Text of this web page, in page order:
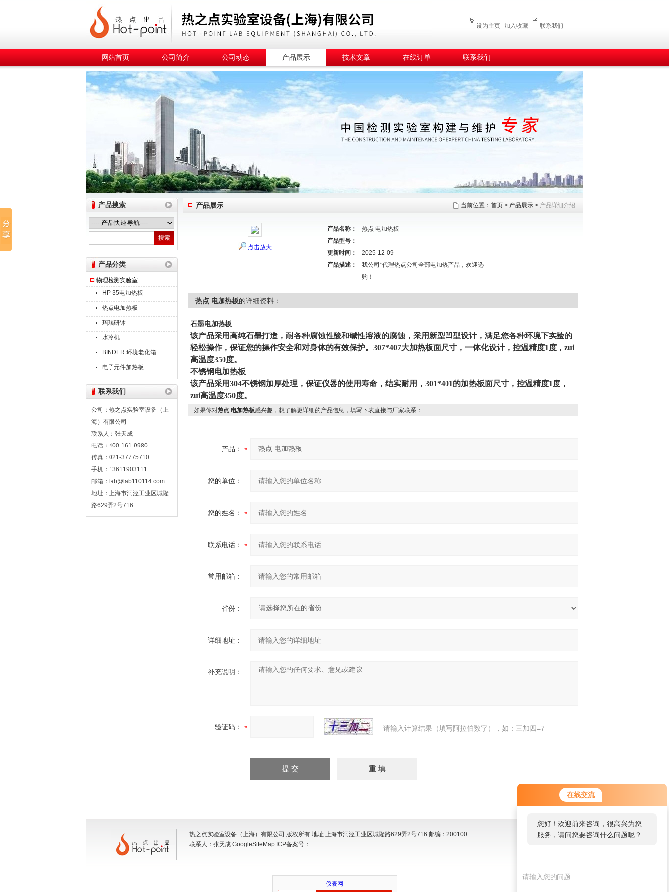
在线交流
您好！欢迎前来咨询，很高兴为您
服务，请问您要咨询什么问题呢？
热之点实验室设备（上海）有限公司
设为主页 加入收藏 联系我们
网站首页 公司简介 公司动态 产品展示 技术文章 在线订单 联系我们
产品搜索
产品分类
物理检测实验室
HP-35电加热板
热点电加热板
玛瑙研钵
水冷机
BINDER 环境老化箱
电子元件加热板
联系我们
公司：热之点实验室设备（上
海）有限公司
联系人：张天成
电话：400-161-9980
传真：021-37775710
手机：13611903111
邮箱：lab@lab110114.com
地址：上海市洞泾工业区城隆
路629弄2号716
产品展示 当前位置： 首页 > 产品展示 > 产品详细介绍
点击放大
产品名称：
热点 电加热板
产品型号：
更新时间：
2025-12-09
产品描述：
我公司*代理热点公司全部电加热产品，欢迎选
购！
热点 电加热板的详细资料：
石墨电加热板
该产品采用高纯石墨打造，耐各种腐蚀性酸和碱性溶液的腐蚀，采用新型凹型设计，满足您各种环境下实验的
轻松操作，保证您的操作安全和对身体的有效保护。307*407大加热板面尺寸，一体化设计，控温精度1度，zui
高温度350度。
不锈钢电加热板
该产品采用304不锈钢加厚处理，保证仪器的使用寿命，结实耐用，301*401的加热板面尺寸，控温精度1度，
zui高温度350度。
如果你对热点 电加热板感兴趣，想了解更详细的产品信息，填写下表直接与厂家联系：
产品：
您的单位：
您的姓名：
联系电话：
常用邮箱：
省份：
详细地址：
补充说明：
验证码： 请输入计算结果（填写阿拉伯数字），如：三加四=7
热之点实验室设备（上海）有限公司 版权所有 地址:上海市洞泾工业区城隆路629弄2号716 邮编：200100
联系人：张天成 GoogleSiteMap ICP备案号：
仪表网